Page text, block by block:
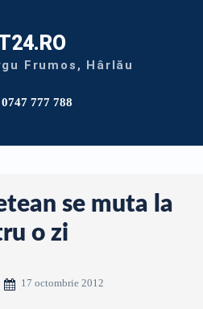
Frumos, Hârlău
0747 777 788
se muta la
o zi
17 octombrie 2012